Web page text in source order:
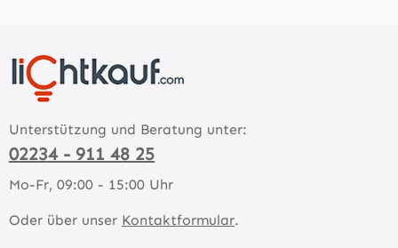
Unterstützung und Beratung unter:
02234 - 911 48 25
Mo-Fr, 09:00 - 15:00 Uhr
Oder über unser Kontaktformular.